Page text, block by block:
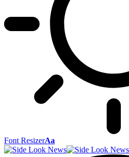
Font ResizerAa